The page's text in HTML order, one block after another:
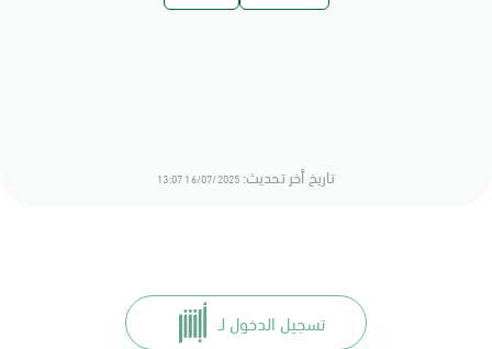
تاريخ أخر تحديث: 16/07/2025 13:07
تسجيل الدخول لـ